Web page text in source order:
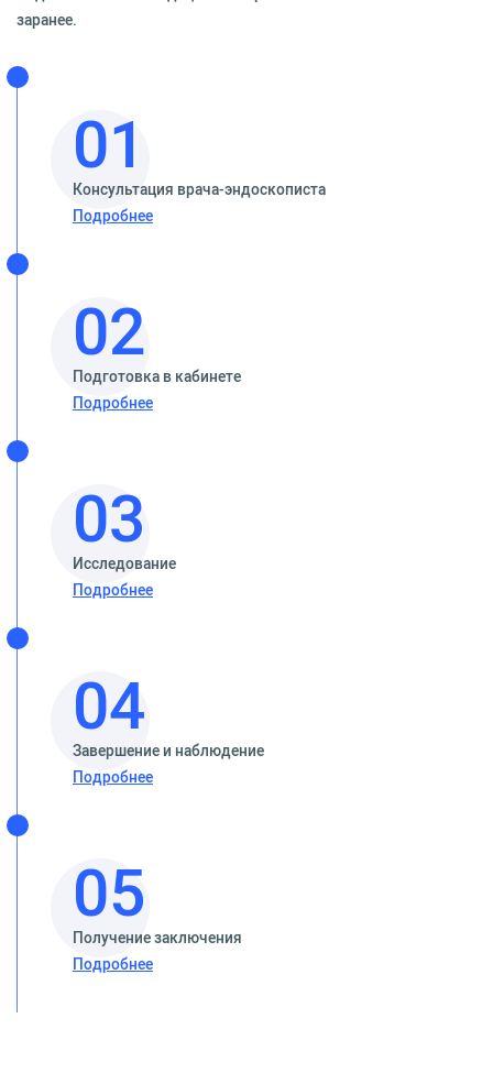
заранее.
01
Консультация врача-эндоскописта
Подробнее
02
Подготовка в кабинете
Подробнее
03
Исследование
Подробнее
04
Завершение и наблюдение
Подробнее
05
Получение заключения
Подробнее